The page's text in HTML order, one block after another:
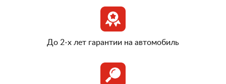
До 2-х лет гарантии на автомобиль